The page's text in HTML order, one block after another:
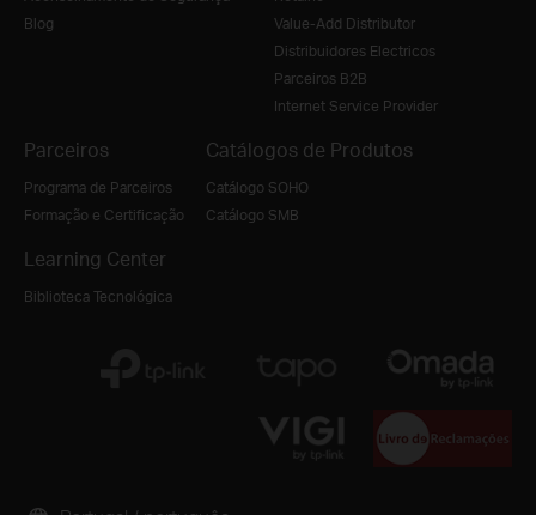
Blog
Value-Add Distributor
Distribuidores Electricos
Parceiros B2B
Internet Service Provider
Parceiros
Programa de Parceiros
Formação e Certificação
Catálogos de Produtos
Catálogo SOHO
Catálogo SMB
Learning Center
Biblioteca Tecnológica